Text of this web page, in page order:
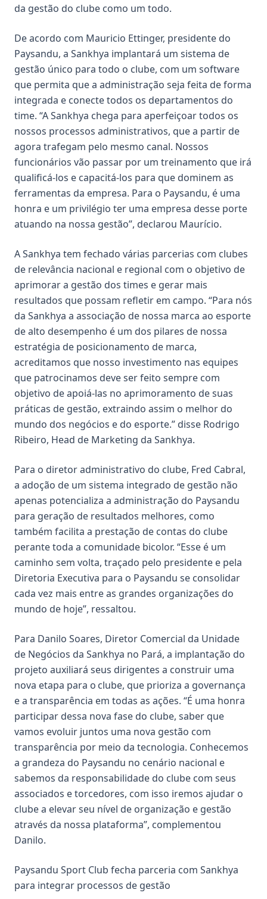
da gestão do clube como um todo.
De acordo com Mauricio Ettinger, presidente do
Paysandu, a Sankhya implantará um sistema de
gestão único para todo o clube, com um software
que permita que a administração seja feita de forma
integrada e conecte todos os departamentos do
time. “A Sankhya chega para aperfeiçoar todos os
nossos processos administrativos, que a partir de
agora trafegam pelo mesmo canal. Nossos
funcionários vão passar por um treinamento que irá
qualificá-los e capacitá-los para que dominem as
ferramentas da empresa. Para o Paysandu, é uma
honra e um privilégio ter uma empresa desse porte
atuando na nossa gestão”, declarou Maurício.
A Sankhya tem fechado várias parcerias com clubes
de relevância nacional e regional com o objetivo de
aprimorar a gestão dos times e gerar mais
resultados que possam refletir em campo. “Para nós
da Sankhya a associação de nossa marca ao esporte
de alto desempenho é um dos pilares de nossa
estratégia de posicionamento de marca,
acreditamos que nosso investimento nas equipes
que patrocinamos deve ser feito sempre com
objetivo de apoiá-las no aprimoramento de suas
práticas de gestão, extraindo assim o melhor do
mundo dos negócios e do esporte.” disse Rodrigo
Ribeiro, Head de Marketing da Sankhya.
Para o diretor administrativo do clube, Fred Cabral,
a adoção de um sistema integrado de gestão não
apenas potencializa a administração do Paysandu
para geração de resultados melhores, como
também facilita a prestação de contas do clube
perante toda a comunidade bicolor. “Esse é um
caminho sem volta, traçado pelo presidente e pela
Diretoria Executiva para o Paysandu se consolidar
cada vez mais entre as grandes organizações do
mundo de hoje”, ressaltou.
Para Danilo Soares, Diretor Comercial da Unidade
de Negócios da Sankhya no Pará, a implantação do
projeto auxiliará seus dirigentes a construir uma
nova etapa para o clube, que prioriza a governança
e a transparência em todas as ações. “É uma honra
participar dessa nova fase do clube, saber que
vamos evoluir juntos uma nova gestão com
transparência por meio da tecnologia. Conhecemos
a grandeza do Paysandu no cenário nacional e
sabemos da responsabilidade do clube com seus
associados e torcedores, com isso iremos ajudar o
clube a elevar seu nível de organização e gestão
através da nossa plataforma”, complementou
Danilo.
Paysandu Sport Club fecha parceria com Sankhya
para integrar processos de gestão